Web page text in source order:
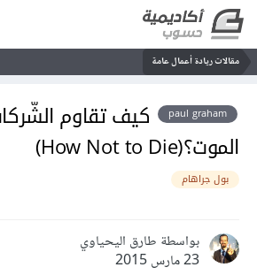
مقالات ريادة أعمال عامة
paul graham
كيف تقاوم
الموت؟(How Not to Die)
بول جراهام
بواسطة طارق اليحياوي
23 مارس 2015